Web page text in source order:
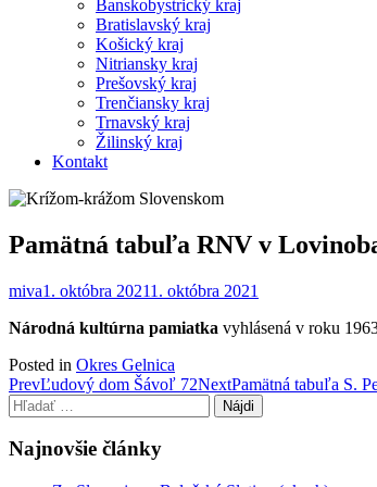
Banskobystrický kraj
Bratislavský kraj
Košický kraj
Nitriansky kraj
Prešovský kraj
Trenčiansky kraj
Trnavský kraj
Žilinský kraj
Kontakt
Pamätná tabuľa RNV v
miva1. októbra 20211. októbra 2021
Národná kultúrna pamiatka vyhlásená v roku
Posted in Okres Gelnica
Post
navigation
PrevĽudový dom Šávoľ 72NextPamätná tabuľa S.
Hľadať:
Najnovšie články